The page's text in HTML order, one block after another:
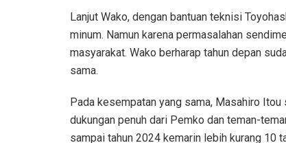
Lanjut Wako, dengan bantuan teknisi
minum. Namun karena permasalahan
masyarakat. Wako berharap tahun depan
sama.
Pada kesempatan yang sama, Masahiro
dukungan penuh dari Pemko dan teman-
sampai tahun 2024 kemarin lebih kurang 10